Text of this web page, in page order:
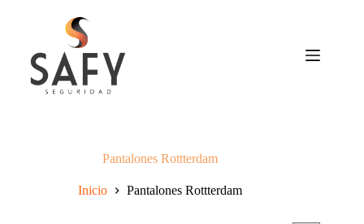
Pantalones Rottterdam
Inicio Pantalones Rottterdam